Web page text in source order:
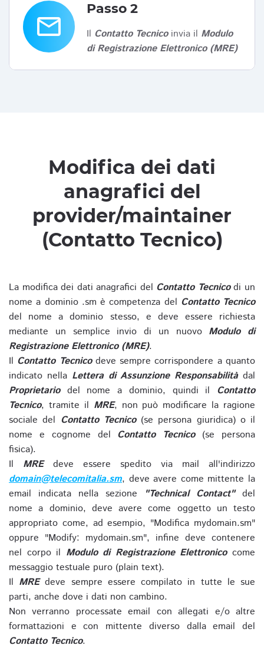
email
Passo 2
Il Contatto Tecnicoinvia il Modulo
di Registrazione Elettronico (MRE)
Modifica dei dati
anagrafici del
provider/maintainer
(Contatto Tecnico)
La modifica dei dati anagrafici del Contatto Tecnicodi un
nome a dominio .sm è competenza del Contatto Tecnico
del nome a dominio stesso, e deve essere richiesta
mediante un semplice invio di un nuovo Modulo di
Registrazione Elettronico (MRE).
Il Contatto Tecnicodeve sempre corrispondere a quanto
indicato nella Lettera di Assunzione Responsabilitàdal
Proprietariodel nome a dominio, quindi il Contatto
Tecnico, tramite il MRE, non può modificare la ragione
sociale del Contatto Tecnico(se persona giuridica) o il
nome e cognome del Contatto Tecnico(se persona
fisica).
Il MREdeve essere spedito via mail all'indirizzo
domain@telecomitalia.sm, deve avere come mittente la
email indicata nella sezione
"Technical Contact"del
nome a dominio, deve avere come oggetto un testo
appropriato come, ad esempio, "Modifica mydomain.sm"
oppure "Modify: mydomain.sm", infine deve contenere
nel corpo il Modulo di Registrazione Elettronicocome
messaggio testuale puro (plain text).
Il MREdeve sempre essere compilato in tutte le sue
parti, anche dove i dati non cambino.
Non verranno processate email con allegati e/o altre
formattazioni e con mittente diverso dalla email del
Contatto Tecnico.